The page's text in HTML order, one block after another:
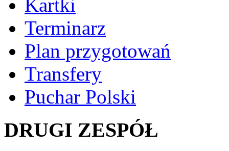
Kartki
Terminarz
Plan przygotowań
Transfery
Puchar Polski
DRUGI ZESPÓŁ